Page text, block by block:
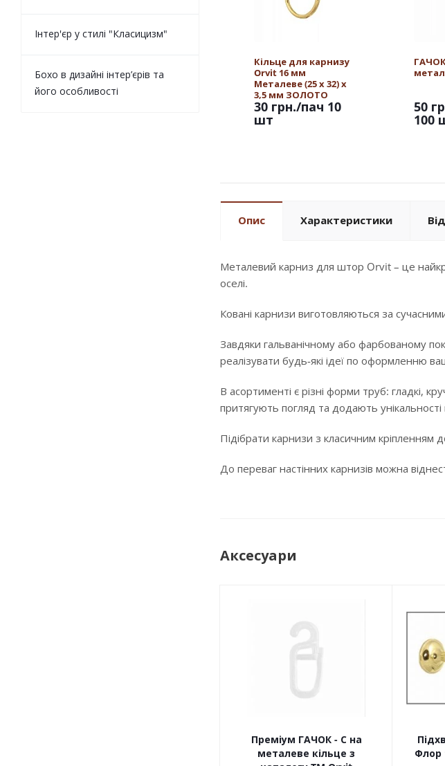
Кільце для карнизу
Orvit 16 мм
Металеве (25 х 32) х
3,5 мм ЗОЛОТО
30 грн./пач 10
шт
50
100
Опис Характеристики
Металевий карниз для штор Orvit – це
оселі.
Ковані карнизи виготовляються за
Завдяки гальванічному або фарбованому
реалізувати будь-які ідеї по оформленню
В асортименті є різні форми труб: гладкі,
притягують погляд та додають унікальності
Підібрати карнизи з класичним
До переваг настінних карнизів можна
Аксесуари
Преміум ГАЧОК - С на
металеве кільце з
Флор
Інтер'єр у стилі "Класицизм"
Бохо в дизайні інтер’єрів та
його особливості